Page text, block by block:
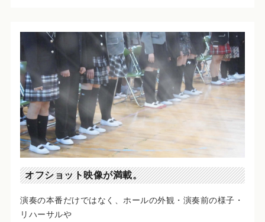
オフショット映像が満載。
演奏の本番だけではなく、ホールの外観・演奏前の様子・
リハーサルや